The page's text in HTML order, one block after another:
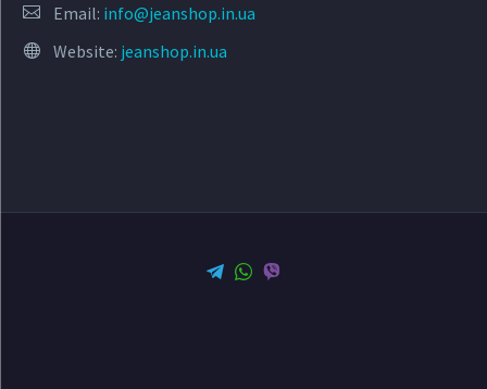
Email: info@jeanshop.in.ua
Website: jeanshop.in.ua